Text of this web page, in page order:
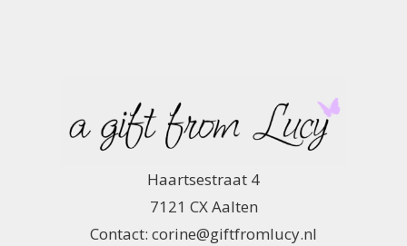
Haartsestraat 4
7121 CX Aalten
Contact: corine@giftfromlucy.nl